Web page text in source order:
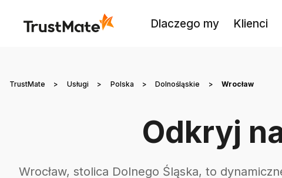
Dlaczego my Klienci
TrustMate > Usługi > Polska > Dolnośląskie > Wrocław
Odkryj
Wrocław, stolica Dolnego Śląska, to